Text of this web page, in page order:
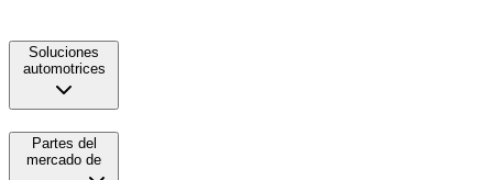
Soluciones
automotrices
Partes del
mercado de